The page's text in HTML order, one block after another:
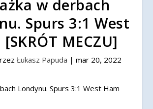
w derbach
Spurs 3:1 West
MECZU]
Łukasz Papuda | mar 20, 2022